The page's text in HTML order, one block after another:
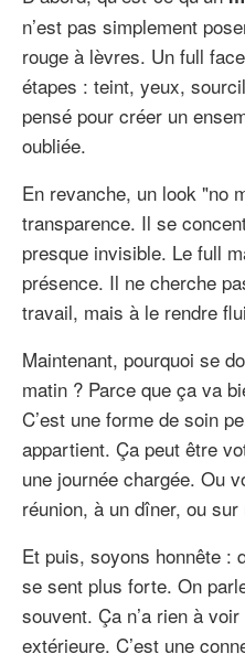
n’est pas simplement
rouge à lèvres. Un full
étapes : teint, yeux,
pensé pour créer un
oubliée.
En revanche, un look "no
transparence. Il se
presque invisible. Le full
présence. Il ne cherche
travail, mais à le rendre
Maintenant, pourquoi se
matin ? Parce que ça va
C’est une forme de soin
appartient. Ça peut être
une journée chargée. Ou
réunion, à un dîner, ou sur
Et puis, soyons honnête :
se sent plus forte. On
souvent. Ça n’a rien à
extérieure. C’est une